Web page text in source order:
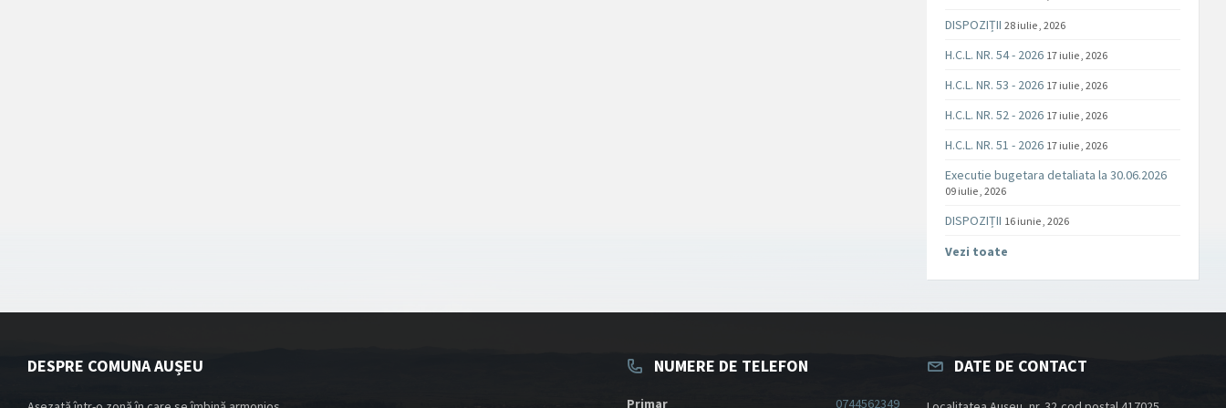
DISPOZIȚII 28 iulie , 2026
H.C.L. NR. 54 - 2026 17 iulie , 2026
H.C.L. NR. 53 - 2026 17 iulie , 2026
H.C.L. NR. 52 - 2026 17 iulie , 2026
H.C.L. NR. 51 - 2026 17 iulie , 2026
Executie bugetara detaliata la 30.06.2026
09 iulie , 2026
DISPOZIȚII 16 iunie , 2026
Vezi toate
DESPRE COMUNA AUȘEU NUMERE DE TELEFON
Primar 0744562349
DATE DE CONTACT